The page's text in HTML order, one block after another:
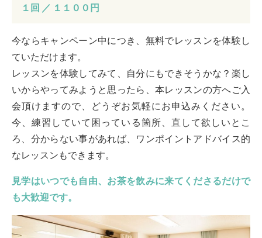
１回 ／ １１００円
今ならキャンペーン中につき、無料でレッスンを体験し
ていただけます。
レッスンを体験してみて、自分にもできそうかな？楽し
いからやってみようと思ったら、本レッスンの方へご入
会頂けますので、どうぞお気軽にお申込みください。
今、練習していて困っている箇所、直して欲しいとこ
ろ、分からない事があれば、ワンポイントアドバイス的
なレッスンもできます。
見学はいつでも自由、お茶を飲みに来てくださるだけで
も大歓迎です。